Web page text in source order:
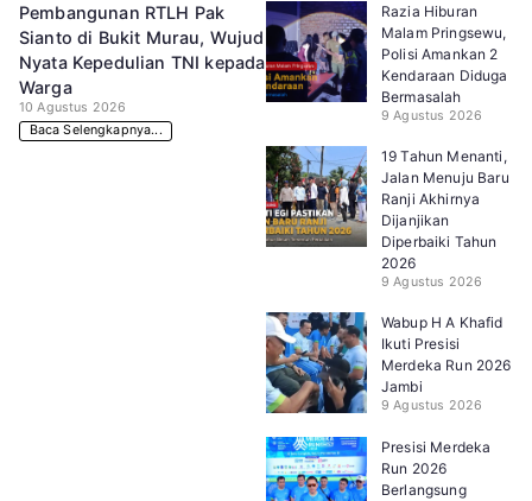
Pembangunan RTLH Pak
Sianto di Bukit Murau, Wujud
Nyata Kepedulian TNI kepada
Warga
10 Agustus 2026
Baca Selengkapnya...
Razia Hiburan
Malam Pringsewu,
Polisi Amankan 2
Kendaraan Diduga
Bermasalah
9 Agustus 2026
19 Tahun Menanti,
Jalan Menuju Baru
Ranji Akhirnya
Dijanjikan
Diperbaiki Tahun
2026
9 Agustus 2026
Wabup H A Khafid
Ikuti Presisi
Merdeka Run 2026
Jambi
9 Agustus 2026
Presisi Merdeka
Run 2026
Berlangsung